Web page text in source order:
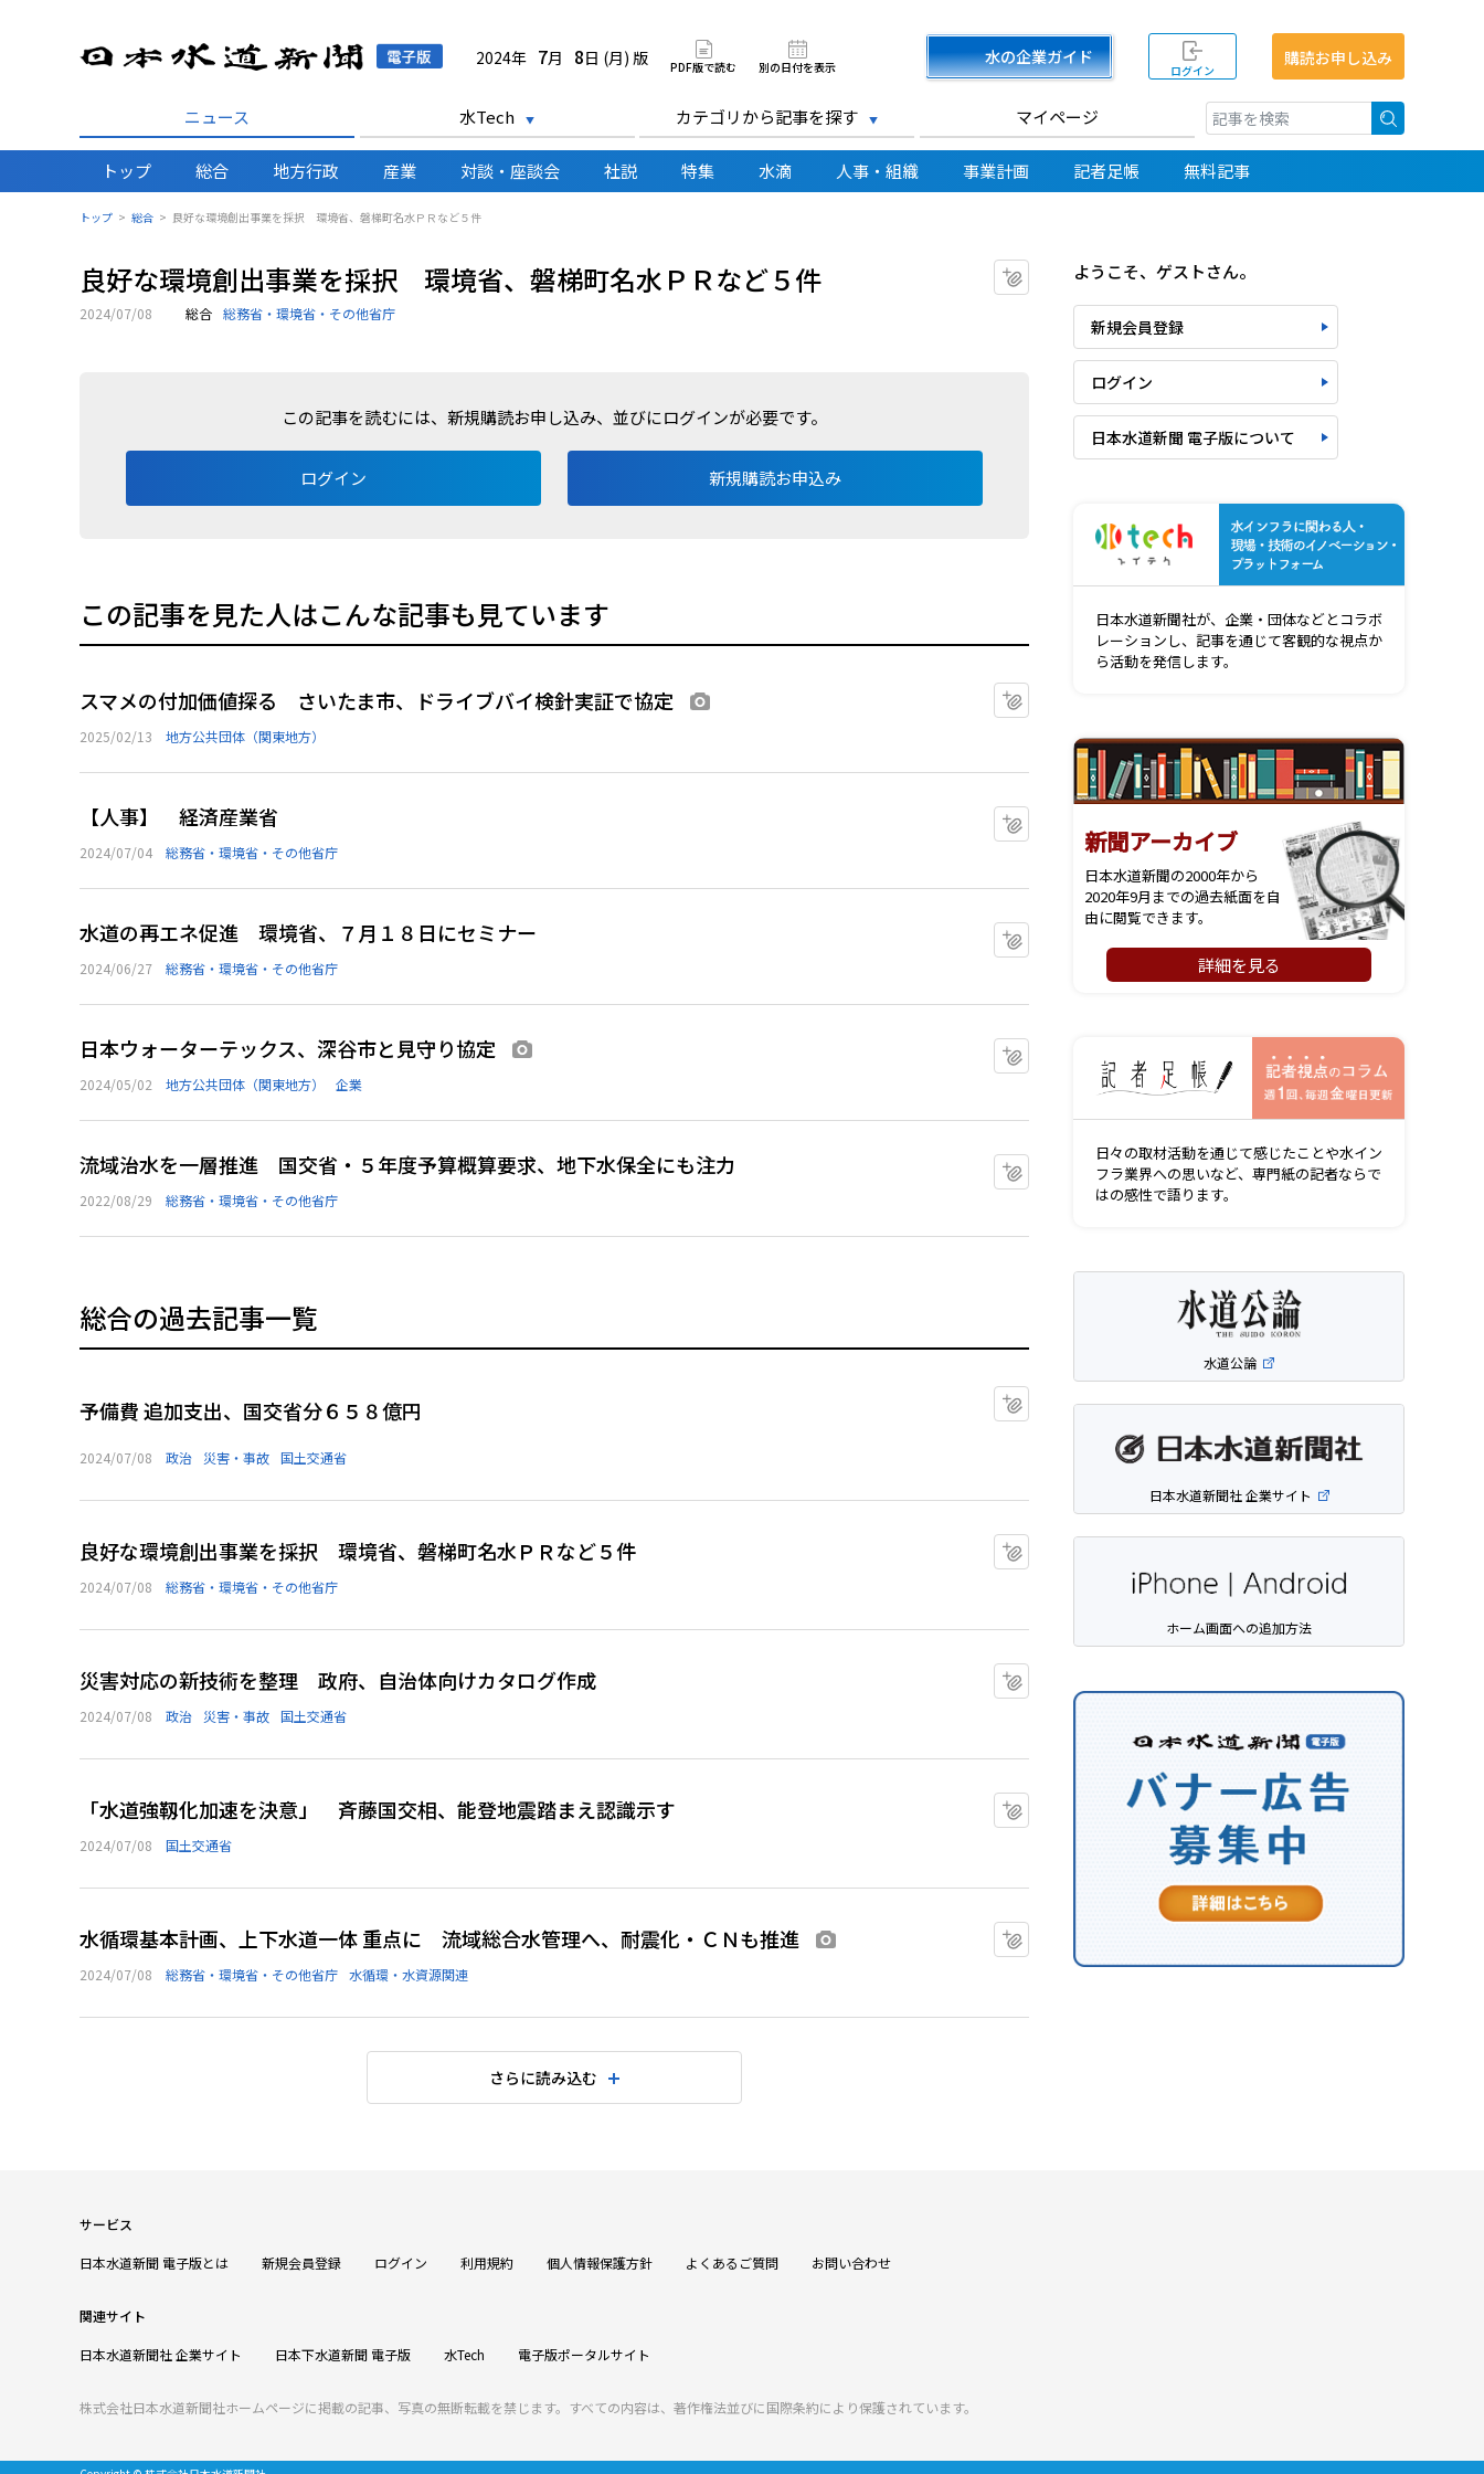
日本水道新聞 電子版
2024年 7月 8日 (月) 版 PDF版で読む 別の日付を表示 水の企業ガイド
ログイン
購読お申し込み
ニュース 水Tech カテゴリから記事を探す マイページ
トップ 総合 地方行政 産業 対談・座談会 社説 特集 水滴 人事・組織 事業計画 記者足帳 無料記事
トップ 総合 良好な環境創出事業を採択 環境省、磐梯町名水ＰＲなど５件
良好な環境創出事業を採択 環境省、磐梯町名水ＰＲなど５件 マイクリップに追加
2024/07/08 総合 総務省・環境省・その他省庁
この記事を読むには、新規購読お申し込み、並びにログインが必要です。
ログイン 新規購読お申込み
この記事を見た人はこんな記事も見ています
スマメの付加価値探る さいたま市、ドライブバイ検針実証で協定
2025/02/13 地方公共団体（関東地方）
【人事】 経済産業省
2024/07/04 総務省・環境省・その他省庁
水道の再エネ促進 環境省、７月１８日にセミナー
2024/06/27 総務省・環境省・その他省庁
日本ウォーターテックス、深谷市と見守り協定
2024/05/02 地方公共団体（関東地方） 企業
流域治水を一層推進 国交省・５年度予算概算要求、地下水保全にも注力
2022/08/29 総務省・環境省・その他省庁
マイクリップに追加
総合の過去記事一覧
予備費 追加支出、国交省分６５８億円
2024/07/08 政治 災害・事故 国土交通省
良好な環境創出事業を採択 環境省、磐梯町名水ＰＲなど５件
2024/07/08 総務省・環境省・その他省庁
マイクリップに追加
災害対応の新技術を整理 政府、自治体向けカタログ作成
2024/07/08 政治 災害・事故 国土交通省
「水道強靱化加速を決意」 斉藤国交相、能登地震踏まえ認識示す
2024/07/08 国土交通省
マイクリップに追加
水循環基本計画、上下水道一体 重点に 流域総合水管理へ、耐震化・ＣＮも推進
2024/07/08 総務省・環境省・その他省庁 水循環・水資源関連
さらに読み込む
ようこそ、ゲストさん。
新規会員登録
ログイン
日本水道新聞 電子版について
日本水道新聞社が、企業・団体などとコラボ
レーションし、記事を通じて客観的な視点か
ら活動を発信します。
新聞アーカイブ
日本水道新聞の2000年から
2020年9月までの過去紙面を自
由に閲覧できます。
詳細を見る
日々の取材活動を通じて感じたことや水イン
フラ業界への思いなど、専門紙の記者ならで
はの感性で語ります。
水道公論
日本水道新聞社 企業サイト
ホーム画面への追加方法
サービス
日本水道新聞 電子版とは 新規会員登録 ログイン 利用規約 個人情報保護方針 よくあるご質問 お問い合わせ
関連サイト
日本水道新聞社 企業サイト 日本下水道新聞 電子版 水Tech 電子版ポータルサイト
株式会社日本水道新聞社ホームページに掲載の記事、写真の無断転載を禁じます。すべての内容は、著作権法並びに国際条約により保護されています。